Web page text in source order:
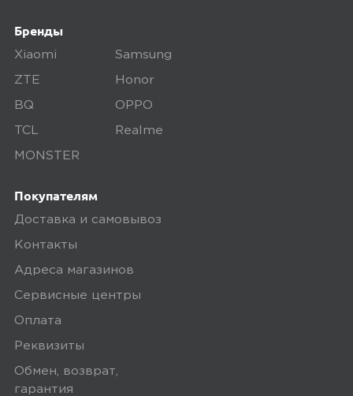
поэтому товар доставляется во вскрытой
упаковке. Исключение составляют
некоторые виды товаров под
собственными марками.
Дополнительные вопросы вы можете
задать по телефону
Бренды
Xiaomi Samsung
ZTE Honor
BQ OPPO
TCL Realme
MONSTER
Покупателям
Доставка и самовывоз
Контакты
Адреса магазинов
Сервисные центры
Оплата
Реквизиты
Обмен, возврат,
гарантия